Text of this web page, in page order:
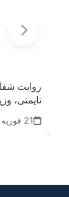
روایت‌
تایمنی،
21 فوریه 2026